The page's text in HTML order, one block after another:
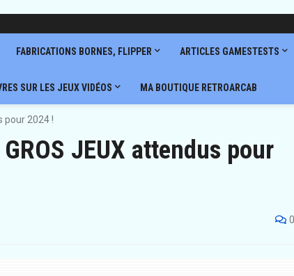
FABRICATIONS BORNES, FLIPPER ARTICLES GAMESTESTS
SUR LES JEUX VIDÉOS MA BOUTIQUE RETROARCAB
pour 2024 !
JEUX attendus pour
0